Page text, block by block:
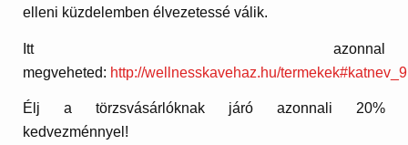
elleni küzdelemben élvezetessé válik.
Itt azonnal
megveheted: http://wellnesskavehaz.hu/termekek#katnev_9
Élj a törzsvásárlóknak járó azonnali 20%
kedvezménnyel!